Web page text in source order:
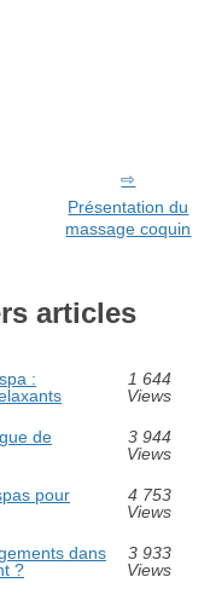
Présentation du
massage coquin
articles
:
1 644
Views
de
3 944
Views
pour
4 753
Views
dans
?
3 933
Views